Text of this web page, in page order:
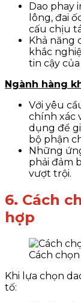
Dao phay
lông, đai
cấu chịu
Khả năng
khắc
tin cậy
Ngành hàng
Với yêu
chính xác
dụng để
bộ phận
Những
phải đảm
vượt trội.
6. Cách
hợp
Cách
Khi lựa chọn
tố: